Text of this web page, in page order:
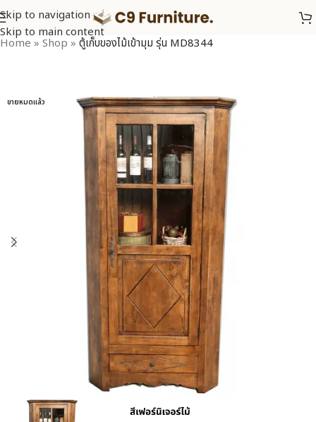
Skip to navigation
Skip to main content
Home » Shop » ตู้เก็บของไม้เข้ามุม รุ่น MD8344
ขายหมดแล้ว